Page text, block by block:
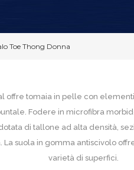
Toe Thong Donna
offre tomaia in pelle con
Fodere in microfibra
di tallone ad alta densità,
suola in gomma antiscivolo
varietà di superfici.